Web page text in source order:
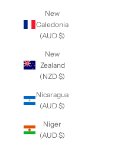
New
Caledonia
(AUD $)
New
Zealand
(NZD $)
Nicaragua
(AUD $)
Niger
(AUD $)